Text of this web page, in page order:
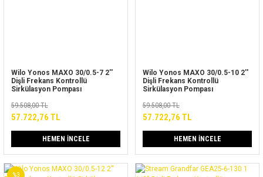
Wilo Yonos MAXO 30/0.5-7 2''
Dişli Frekans Kontrollü
Sirkülasyon Pompası
59.508,00 TL
57.722,76 TL
HEMEN İNCELE
Wilo Yonos MAXO 30/0.5-10 2''
Dişli Frekans Kontrollü
Sirkülasyon Pompası
59.508,00 TL
57.722,76 TL
HEMEN İNCELE
%3